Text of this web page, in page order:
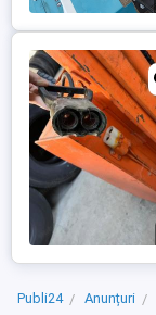
Publi24 Anunțuri